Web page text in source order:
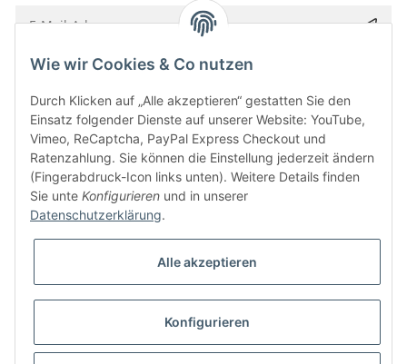
Bitte senden Sie mir entsprechend IhrerDatenschutzerklärung
* Alle Preise inkl. gesetzlicher USt., zzgl.
Besucherzähler: 5841162
UmsetzungVlarom E-Commerce Agentur| Powered byJTL-Shop|
Wie wir Cookies & Co nutzen
Durch Klicken auf „Alle akzeptieren“ gestatten Sie den
Einsatz folgender Dienste auf unserer Website: YouTube,
Vimeo, ReCaptcha, PayPal Express Checkout und
Ratenzahlung. Sie können die Einstellung jederzeit ändern
(Fingerabdruck-Icon links unten). Weitere Details finden
Sie unte Konfigurieren und in unserer
Datenschutzerklärung.
Alle akzeptieren
Konfigurieren